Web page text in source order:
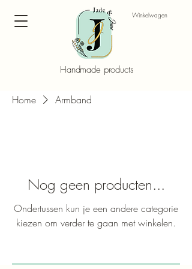
Handmade products
Winkelwagen
Home Armband
Nog geen producten...
Ondertussen kun je een andere categorie
kiezen om verder te gaan met winkelen.